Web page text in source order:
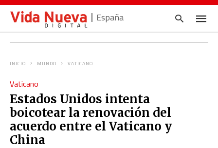
España
INICIO MUNDO VATICANO
Vaticano
Estados Unidos intenta
boicotear la renovación del
acuerdo entre el Vaticano y
China